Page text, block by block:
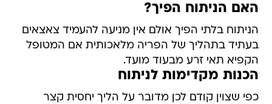
האם הניתוח הפיך?
הניתוח בלתי הפיך אולם אין מניעה להעמיד צאצאים
בעתיד בתהליך של הפריה מלאכותית אם המטופל
הקפיא תאי זרע מבעוד מועד.
הכנות מקדימות לניתוח
כפי שצוין קודם לכן מדובר על הליך יחסית קצר